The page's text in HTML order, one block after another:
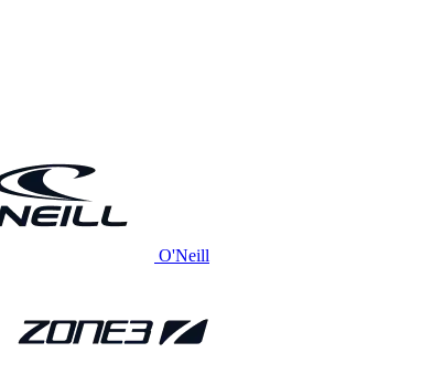
O'Neill